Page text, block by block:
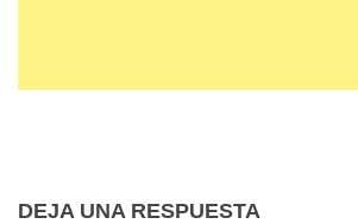
DEJA UNA RESPUESTA